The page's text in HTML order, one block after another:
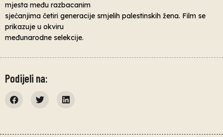
mjesta među razbacanim
sjećanjima četiri generacije smjelih palestinskih žena. Film se
prikazuje u okviru
međunarodne selekcije.
Podijeli na: